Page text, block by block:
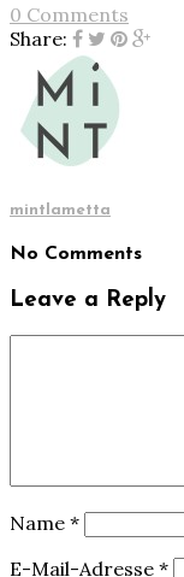
0 Comments
Share:
mintlametta
No Comments
Leave a Reply
Name *
E-Mail-Adresse *